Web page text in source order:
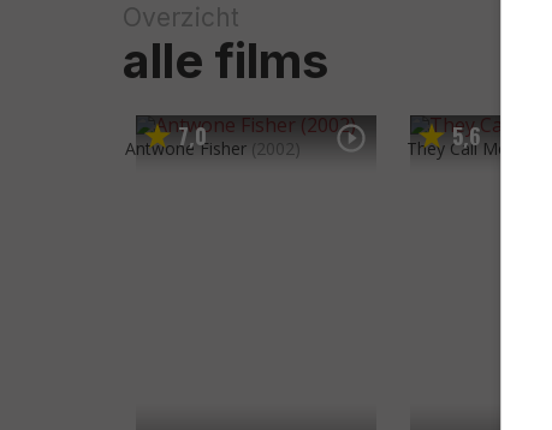
Overzicht
alle films
7,0
Antwone Fisher (2002) 5,6
They Call Me Sirr